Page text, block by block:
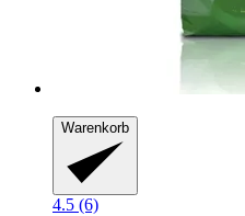
Warenkorb
4.5 (6)